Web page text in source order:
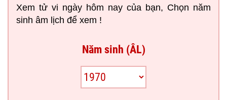
Xem tử vi ngày hôm nay của bạn, Chọn năm
sinh âm lịch để xem !
Năm sinh (ÂL)